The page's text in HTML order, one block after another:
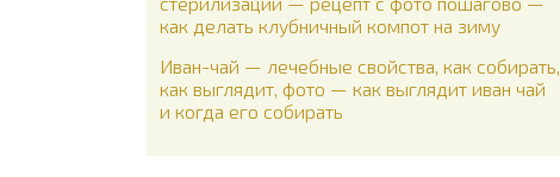
как делать клубничный компот на зиму
Иван-чай — лечебные свойства, как собирать,
как выглядит, фото — как выглядит иван чай
и когда его собирать